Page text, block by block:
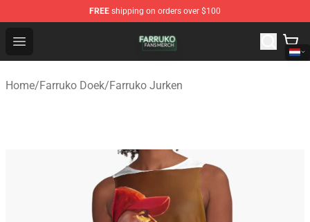
FREE shipping on orders over $100
Open menu
Farruko Shop - Official Farruko Merchandise Store
Home/Farruko Doek/Farruko Jurken